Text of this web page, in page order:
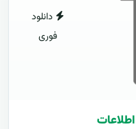
دانلود
فوری